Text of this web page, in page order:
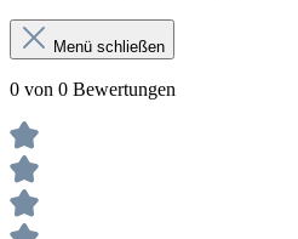
Menü schließen
0 von 0 Bewertungen